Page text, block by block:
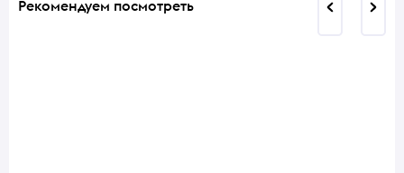
Рекомендуем посмотреть